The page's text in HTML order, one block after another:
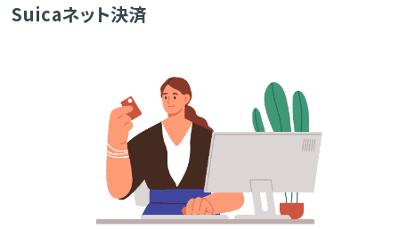
Suicaネット決済